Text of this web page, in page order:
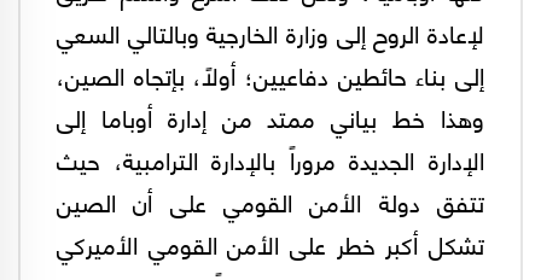
لإعادة الروح إلى وزارة الخارجية وبالتالي السعي
إلى بناء حائطين دفاعيين؛ أولاً، بإتجاه الصين،
وهذا خط بياني ممتد من إدارة أوباما إلى
الإدارة الجديدة مروراً بالإدارة الترامبية، حيث
تتفق دولة الأمن القومي على أن الصين
تشكل أكبر خطر على الأمن القومي الأميركي